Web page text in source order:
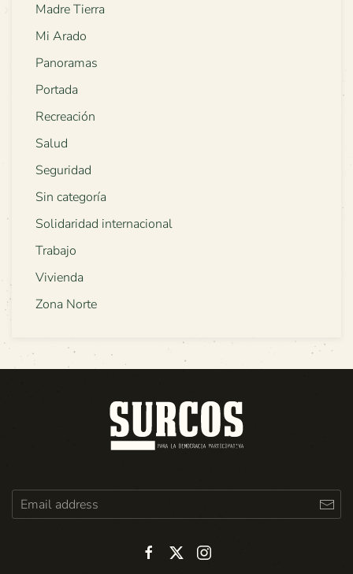
Madre Tierra
Mi Arado
Panoramas
Portada
Recreación
Salud
Seguridad
Sin categoría
Solidaridad internacional
Trabajo
Vivienda
Zona Norte